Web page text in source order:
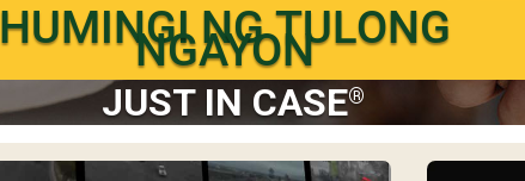
HUMINGI NG TULONG
NGAYON
JUST IN CASE®